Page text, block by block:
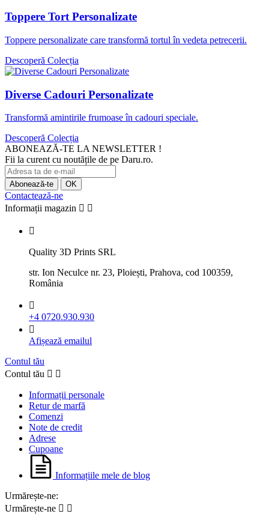
Toppere Tort Personalizate
Toppere personalizate care transformă tortul în vedeta petrecerii.
Descoperă Colecția
Diverse Cadouri Personalizate
Transformă amintirile frumoase în cadouri speciale.
Descoperă Colecția
ABONEAZĂ-TE LA NEWSLETTER !
Fii la curent cu noutățile de pe Daru.ro.
Contactează-ne
Informații magazin  

Quality 3D Prints SRL
str. Ion Neculce nr. 23, Ploiești, Prahova, cod 100359,
România

+4 0720.930.930

Afișează emailul
Contul tău
Contul tău  
Informații personale
Retur de marfă
Comenzi
Note de credit
Adrese
Cupoane
Informațiile mele de blog
Urmărește-ne:
Urmărește-ne  